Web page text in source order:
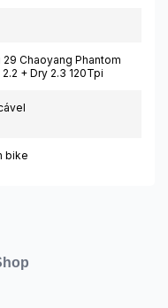
29 Chaoyang Phantom
+ Dry 2.3 120Tpi
bike